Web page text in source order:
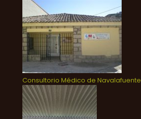
Consultorio Médico de Navalafuente